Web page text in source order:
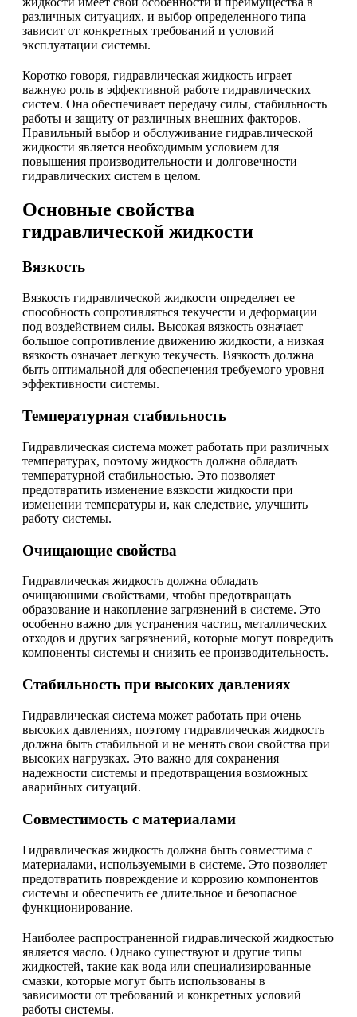
различных ситуациях, и выбор определенного типа
зависит от конкретных требований и условий
эксплуатации системы.
Коротко говоря, гидравлическая жидкость играет
важную роль в эффективной работе гидравлических
систем. Она обеспечивает передачу силы, стабильность
работы и защиту от различных внешних факторов.
Правильный выбор и обслуживание гидравлической
жидкости является необходимым условием для
повышения производительности и долговечности
гидравлических систем в целом.
Основные свойства
гидравлической жидкости
Вязкость
Вязкость гидравлической жидкости определяет ее
способность сопротивляться текучести и деформации
под воздействием силы. Высокая вязкость означает
большое сопротивление движению жидкости, а низкая
вязкость означает легкую текучесть. Вязкость должна
быть оптимальной для обеспечения требуемого уровня
эффективности системы.
Температурная стабильность
Гидравлическая система может работать при различных
температурах, поэтому жидкость должна обладать
температурной стабильностью. Это позволяет
предотвратить изменение вязкости жидкости при
изменении температуры и, как следствие, улучшить
работу системы.
Очищающие свойства
Гидравлическая жидкость должна обладать
очищающими свойствами, чтобы предотвращать
образование и накопление загрязнений в системе. Это
особенно важно для устранения частиц, металлических
отходов и других загрязнений, которые могут повредить
компоненты системы и снизить ее производительность.
Стабильность при высоких давлениях
Гидравлическая система может работать при очень
высоких давлениях, поэтому гидравлическая жидкость
должна быть стабильной и не менять свои свойства при
высоких нагрузках. Это важно для сохранения
надежности системы и предотвращения возможных
аварийных ситуаций.
Совместимость с материалами
Гидравлическая жидкость должна быть совместима с
материалами, используемыми в системе. Это позволяет
предотвратить повреждение и коррозию компонентов
системы и обеспечить ее длительное и безопасное
функционирование.
Наиболее распространенной гидравлической жидкостью
является масло. Однако существуют и другие типы
жидкостей, такие как вода или специализированные
смазки, которые могут быть использованы в
зависимости от требований и конкретных условий
работы системы.